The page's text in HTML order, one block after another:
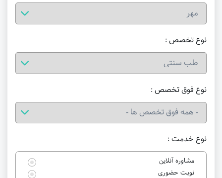
نوع خدمت :
مشاوره آنلاین
نوبت حضوری
نوع تخصص :
نوع فوق تخصص :